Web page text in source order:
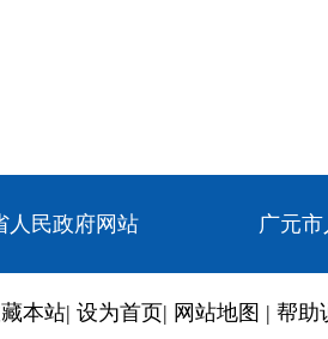
人民政府网站 广元
本站| 设为首页| 网站地图 | 帮助